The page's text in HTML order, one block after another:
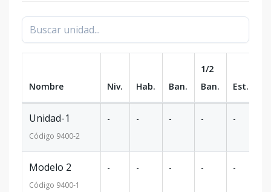
Nombre Niv. Hab. Ban.
1/2
Ban.
Est.
Unidad-1
Código 9400-2
- - - - -
Modelo 2
Código 9400-1
- - - - -